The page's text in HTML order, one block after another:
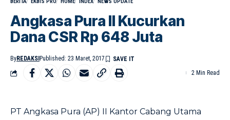
Angkasa Pura II Kucurkan
Dana CSR Rp 648 Juta
ByREDAKSI Published: 23 Maret, 2017
2 Min Read
PT Angkasa Pura (AP) II Kantor Cabang Utama